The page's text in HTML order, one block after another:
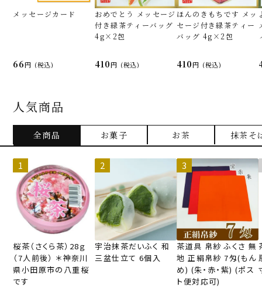
メッセージカード
66 (税込)
おめでとう メッセージ
付き緑茶ティーバッグ
4g×2包
410 (税込)
ほんのきもちです メッ
セージ付き緑茶ティー
バッグ 4g×2包
410 (税込)
人気商品
全商品 お菓子 お茶 抹茶そ
桜茶（さくら茶）28ｇ
（7人前後） ＊神奈川
県小田原市の八重桜
です
宇治抹茶だいふく 和
三盆仕立て 6個入
茶道具 帛紗 ふくさ 無
地 正絹帛紗 7匁(もん
め) (朱・赤・紫) (ポス
ト便対応可)